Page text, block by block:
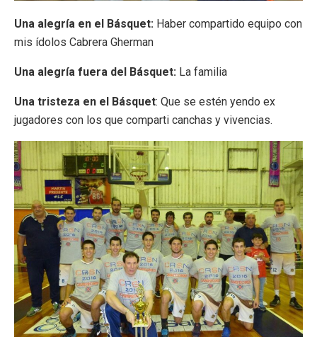
Una alegría en el Básquet: Haber compartido equipo con
mis ídolos Cabrera Gherman
Una alegría fuera del Básquet: La familia
Una tristeza en el Básquet: Que se estén yendo ex
jugadores con los que comparti canchas y vivencias.